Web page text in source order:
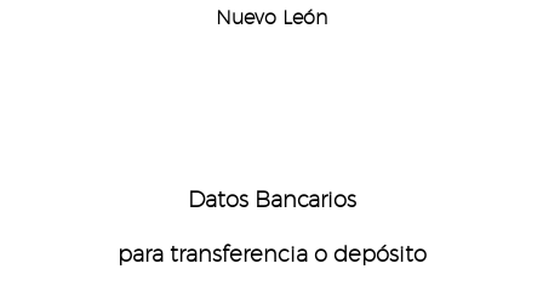
Nuevo León
Datos Bancarios
para transferencia o depósito